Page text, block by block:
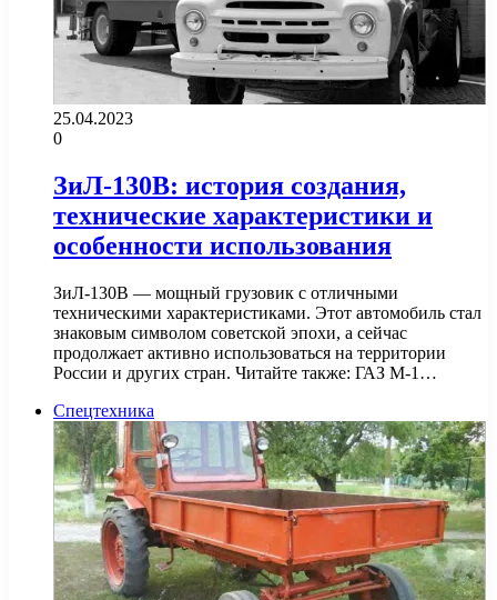
25.04.2023
0
ЗиЛ-130В: история создания,
технические характеристики и
особенности использования
ЗиЛ-130В — мощный грузовик с отличными
техническими характеристиками. Этот автомобиль стал
знаковым символом советской эпохи, а сейчас
продолжает активно использоваться на территории
России и других стран. Читайте также: ГАЗ М-1…
Спецтехника